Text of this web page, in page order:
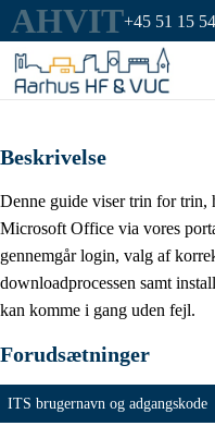
AHVIT+45 51 15
Beskrivelse
Denne guide viser trin for trin,
Microsoft Office via vores
gennemgår login, valg af
downloadprocessen samt
kan komme i gang uden fejl.
Forudsætninger
ITS brugernavn og adgangskode